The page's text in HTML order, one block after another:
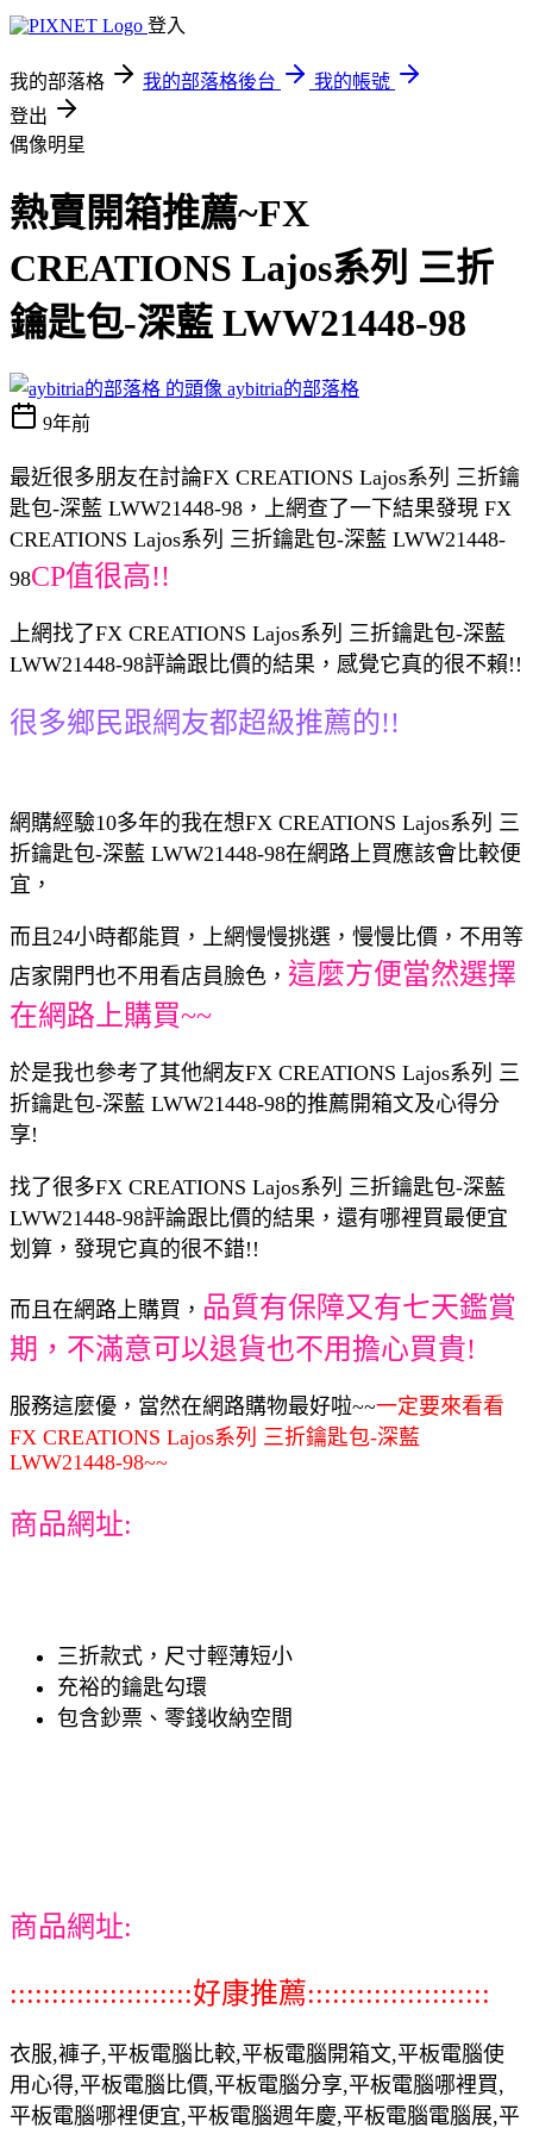
登入
我的部落格 我的部落格後台
我的帳號
登出
偶像明星
熱賣開箱推薦~FX
CREATIONS Lajos系列 三折
鑰匙包-深藍 LWW21448-98
aybitria的部落格
9年前
最近很多朋友在討論FX CREATIONS Lajos系列 三折鑰
匙包-深藍 LWW21448-98，上網查了一下結果發現 FX
CREATIONS Lajos系列 三折鑰匙包-深藍 LWW21448-
98CP值很高!!
上網找了FX CREATIONS Lajos系列 三折鑰匙包-深藍
LWW21448-98評論跟比價的結果，感覺它真的很不賴!!
很多鄉民跟網友都超級推薦的!!
網購經驗10多年的我在想FX CREATIONS Lajos系列 三
折鑰匙包-深藍 LWW21448-98在網路上買應該會比較便
宜，
而且24小時都能買，上網慢慢挑選，慢慢比價，不用等
店家開門也不用看店員臉色， 這麼方便當然選擇
在網路上購買~~
於是我也參考了其他網友FX CREATIONS Lajos系列 三
折鑰匙包-深藍 LWW21448-98的推薦開箱文及心得分
享!
找了很多FX CREATIONS Lajos系列 三折鑰匙包-深藍
LWW21448-98評論跟比價的結果，還有哪裡買最便宜
划算，發現它真的很不錯!!
而且在網路上購買， 品質有保障又有七天鑑賞
期，不滿意可以退貨也不用擔心買貴!
服務這麼優，當然在網路購物最好啦~~一定要來看看
FX CREATIONS Lajos系列 三折鑰匙包-深藍
LWW21448-98~~
商品網址:
三折款式，尺寸輕薄短小
充裕的鑰匙勾環
包含鈔票、零錢收納空間
商品網址:
::::::::::::::::::::::好康推薦::::::::::::::::::::::
衣服,褲子,平板電腦比較,平板電腦開箱文,平板電腦使
用心得,平板電腦比價,平板電腦分享,平板電腦哪裡買,
平板電腦哪裡便宜,平板電腦週年慶,平板電腦電腦展,平